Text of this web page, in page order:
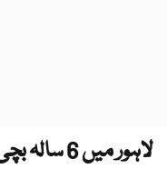
لاہور میں 6 سالہ بچی سے زیادتی بھٹہ مزدور گرفتار